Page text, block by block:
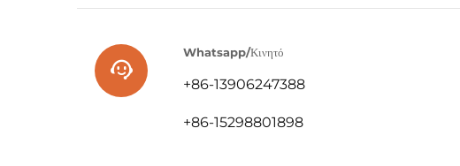
Whatsapp/Κινητό
+86-13906247388
+86-15298801898